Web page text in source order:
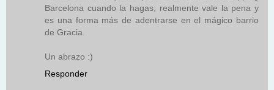
Barcelona cuando la hagas, realmente vale la pena y
es una forma más de adentrarse en el mágico barrio
de Gracia.
Un abrazo :)
Responder